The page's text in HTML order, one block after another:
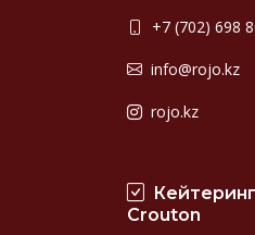
+7 (702) 698
info@rojo.kz
rojo.kz
Crouton